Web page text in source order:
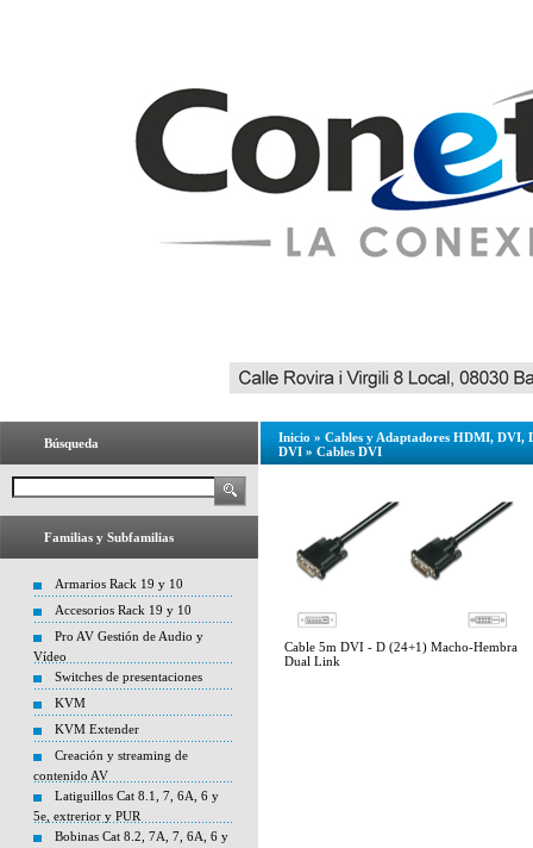
Búsqueda
Familias y Subfamilias
Armarios Rack 19 y 10
Accesorios Rack 19 y 10
Pro AV Gestión de Audio y
Vídeo
Switches de presentaciones
KVM
KVM Extender
Creación y streaming de
contenido AV
Latiguillos Cat 8.1, 7, 6A, 6 y
5e, extrerior y PUR
Bobinas Cat 8.2, 7A, 7, 6A, 6 y
Inicio » Cables y Adaptadores HDMI, DVI,
DVI » Cables DVI
Cable 5m DVI - D (24+1) Macho-Hembra
Dual Link